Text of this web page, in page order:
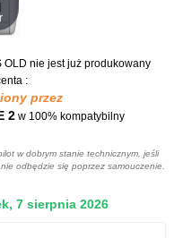
OLD nie jest już produkowany
:
przez
2 w 100% kompatybilny
w dobrym stanie technicznym, jeśli
odbędzie się poprzez samouczenie.
7 sierpnia 2026